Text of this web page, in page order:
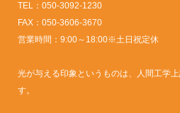
TEL：050-3092-1230
FAX：050-3606-3670
営業時間：9:00～18:00※土日祝定休
光が与える印象というものは、人間工学
す。